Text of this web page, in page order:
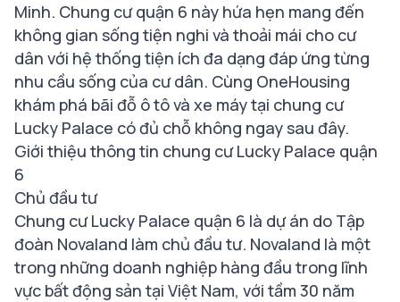
Minh. Chung cư quận 6 này hứa hẹn mang đến
không gian sống tiện nghi và thoải mái cho cư
dân với hệ thống tiện ích đa dạng đáp ứng từng
nhu cầu sống của cư dân. Cùng OneHousing
khám phá bãi đỗ ô tô và xe máy tại chung cư
Lucky Palace có đủ chỗ không ngay sau đây.
Giới thiệu thông tin chung cư Lucky Palace quận
6
Chủ đầu tư
Chung cư Lucky Palace quận 6 là dự án do Tập
đoàn Novaland làm chủ đầu tư. Novaland là một
trong những doanh nghiệp hàng đầu trong lĩnh
vực bất động sản tại Việt Nam, với tầm 30 năm